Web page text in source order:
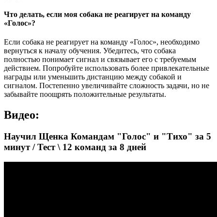
Что делать, если моя собака не реагирует на команду
«Голос»?
Если собака не реагирует на команду «Голос», необходимо
вернуться к началу обучения. Убедитесь, что собака
полностью понимает сигнал и связывает его с требуемым
действием. Попробуйте использовать более привлекательные
награды или уменьшить дистанцию между собакой и
сигналом. Постепенно увеличивайте сложность задачи, но не
забывайте поощрять положительные результаты.
Видео:
Научил Щенка Командам "Голос" и "Тихо" за 5
минут / Тест \ 12 команд за 8 дней